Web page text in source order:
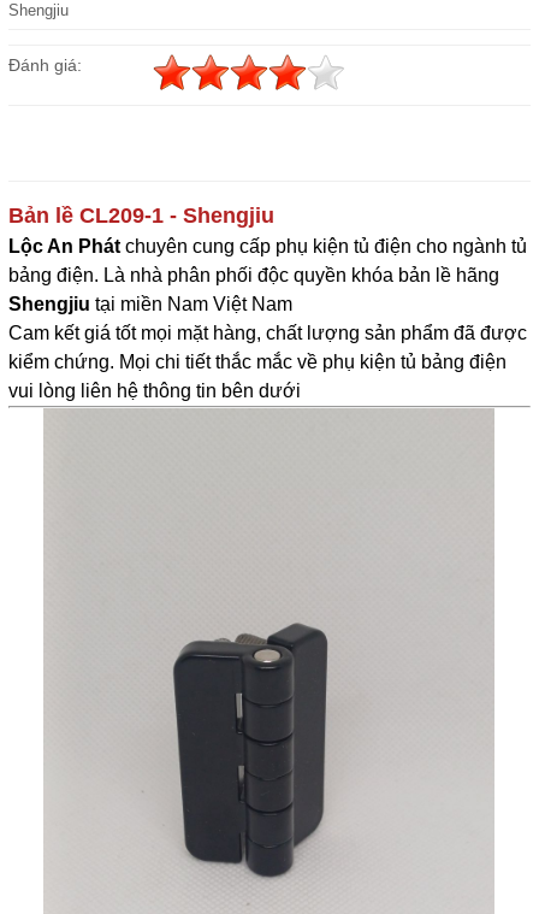
Shengjiu
Đánh giá:
Bản lề CL209-1- Shengjiu
Lộc An Phátchuyên cung cấp phụ kiện tủ điện cho ngành tủ
Shengjiu tại miền Nam Việt Nam
Cam kết giá tốt mọi mặt hàng, chất lượng sản phẩm đã được
kiểm chứng. Mọi chi tiết thắc mắc về phụ kiện tủ bảng điện
vui lòng liên hệ thông tin bên dưới